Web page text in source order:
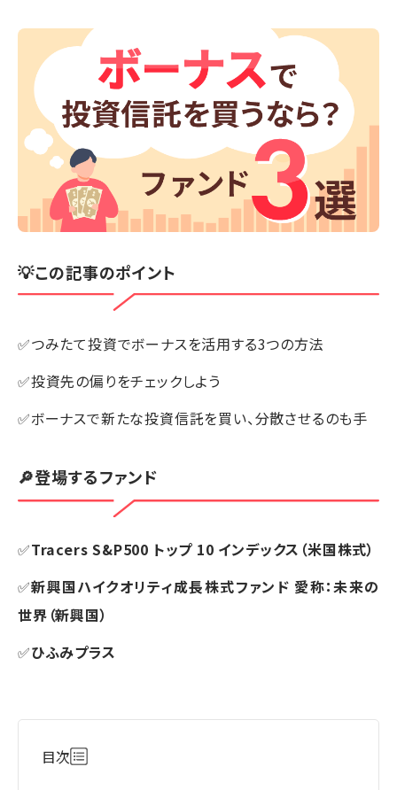
💡この記事のポイント
✅つみたて投資でボーナスを活用する3つの方法
✅投資先の偏りをチェックしよう
✅ボーナスで新たな投資信託を買い、分散させるのも手
🔎登場するファンド
✅Tracers S&P500 トップ 10 インデックス（米国株式）
✅新興国ハイクオリティ成長株式ファンド 愛称：未来の
世界（新興国）
✅ひふみプラス
目次